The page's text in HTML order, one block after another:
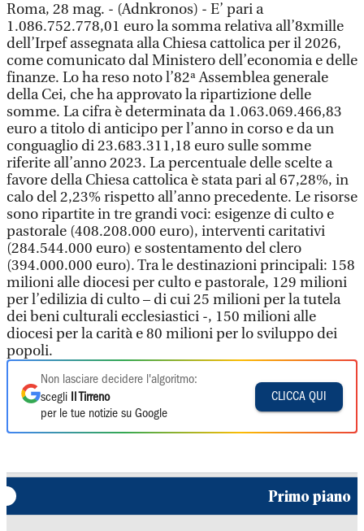
Roma, 28 mag. - (Adnkronos) - E’ pari a
1.086.752.778,01 euro la somma relativa all’8xmille
dell’Irpef assegnata alla Chiesa cattolica per il 2026,
come comunicato dal Ministero dell’economia e delle
finanze. Lo ha reso noto l’82ª Assemblea generale
della Cei, che ha approvato la ripartizione delle
somme. La cifra è determinata da 1.063.069.466,83
euro a titolo di anticipo per l’anno in corso e da un
conguaglio di 23.683.311,18 euro sulle somme
riferite all’anno 2023. La percentuale delle scelte a
favore della Chiesa cattolica è stata pari al 67,28%, in
calo del 2,23% rispetto all’anno precedente. Le risorse
sono ripartite in tre grandi voci: esigenze di culto e
pastorale (408.208.000 euro), interventi caritativi
(284.544.000 euro) e sostentamento del clero
(394.000.000 euro). Tra le destinazioni principali: 158
milioni alle diocesi per culto e pastorale, 129 milioni
per l’edilizia di culto – di cui 25 milioni per la tutela
dei beni culturali ecclesiastici -, 150 milioni alle
diocesi per la carità e 80 milioni per lo sviluppo dei
popoli.
Non lasciare decidere l'algoritmo:
scegli
Il Tirreno
per le tue notizie su Google
CLICCA QUI
Primo piano